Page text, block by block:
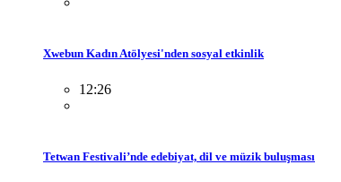
Xwebun Kadın Atölyesi'nden sosyal etkinlik
12:26
Tetwan Festivali’nde edebiyat, dil ve müzik buluşması